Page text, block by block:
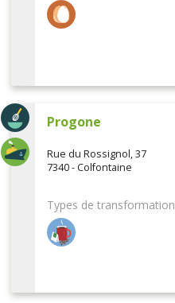
Progone
Rue du Rossignol, 37
7340 - Colfontaine
Types de transformation